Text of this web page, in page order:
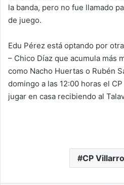
la banda, pero no fue llamado
de juego.
Edu Pérez está optando por
– Chico Díaz que acumula más
como Nacho Huertas o Rubén
domingo a las 12:00 horas el
jugar en casa recibiendo al
CP